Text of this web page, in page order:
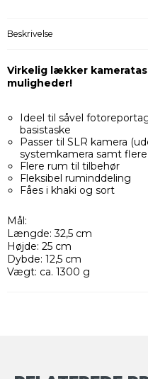
Beskrivelse
Virkelig lækker
muligheder!
Ideel til såvel
basistaske
Passer til SLR kamera
systemkamera samt
Flere rum til tilbehør
Fleksibel ruminddeling
Fåes i khaki og sort
Mål:
Længde: 32,5 cm
Højde: 25 cm
Dybde: 12,5 cm
Vægt: ca. 1300 g